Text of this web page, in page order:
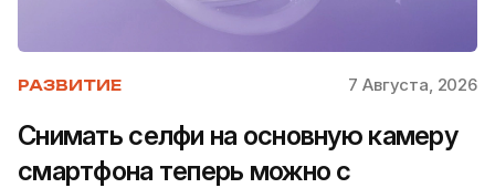
РАЗВИТИЕ 7 Августа, 2026
Снимать селфи на основную камеру
смартфона теперь можно с